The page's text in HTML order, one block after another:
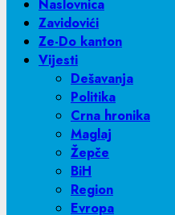
Naslovnica
Zavidovići
Ze-Do kanton
Vijesti
Dešavanja
Politika
Crna hronika
Maglaj
Žepče
BiH
Region
Evropa